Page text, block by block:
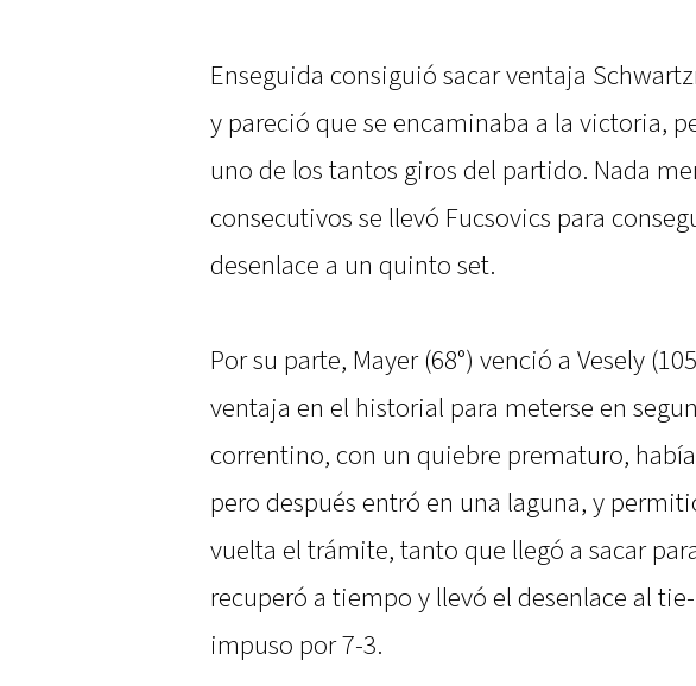
Enseguida consiguió sacar ventaja
y pareció que se encaminaba a la victoria,
uno de los tantos giros del partido. Nada
consecutivos se llevó Fucsovics para
desenlace a un quinto set.
Por su parte, Mayer (68°) venció a Vesely
ventaja en el historial para meterse en
correntino, con un quiebre prematuro,
pero después entró en una laguna, y
vuelta el trámite, tanto que llegó a sacar
recuperó a tiempo y llevó el desenlace al
impuso por 7-3.